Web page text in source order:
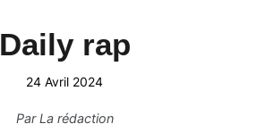
Daily rap
24 Avril 2024
ParLa rédaction